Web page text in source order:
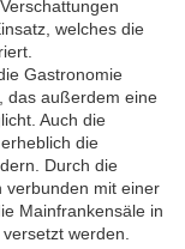
welches die
Gastronomie
, das außerdem eine
Auch die
die
Durch die
verbunden mit einer
Mainfrankensäle in
werden.